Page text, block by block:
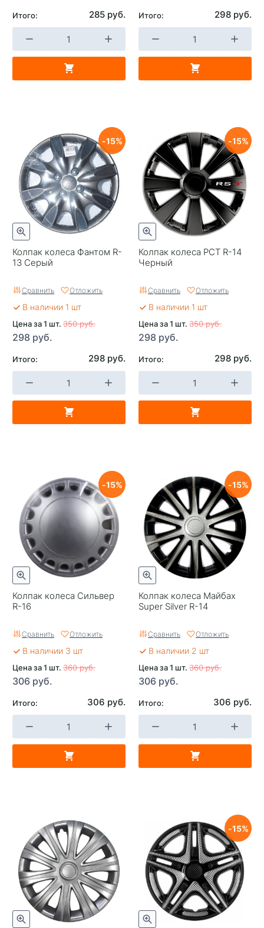
Итого: 285 руб. Итого: 298 руб.
Колпак колеса Фантом R-
13 Серый
15
Сравнить Отложить
В наличии 1 шт
Цена за 1 шт. 350 руб.
298 руб.
Итого: 298 руб.
Колпак колеса РСТ R-14
Черный
15
Сравнить Отложить
В наличии 1 шт
Цена за 1 шт. 350 руб.
298 руб.
Итого: 298 руб.
Колпак колеса Сильвер
R-16
15
Сравнить Отложить
В наличии 3 шт
Цена за 1 шт. 360 руб.
306 руб.
Итого: 306 руб.
Колпак колеса Майбах
Super Silver R-14
15
Сравнить Отложить
В наличии 2 шт
Цена за 1 шт. 360 руб.
306 руб.
Итого: 306 руб.
15